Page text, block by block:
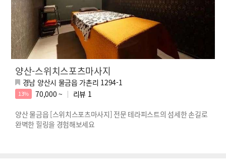
양산-스위치스포츠마사지
경남 양산시 물금읍 가촌리 1294-1
13% 70,000 ~ 리뷰 1
양산 물금읍 [스위치스포츠마사지] 전문 테라피스트의 섬세한 손길로
완벽한 힐링을 경험해보세요